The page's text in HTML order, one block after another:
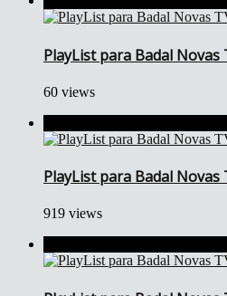
PlayList para Badal Novas
60 views
PlayList para Badal Novas
919 views